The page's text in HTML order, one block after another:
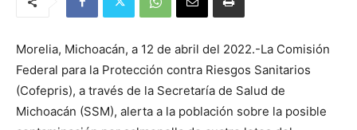
Morelia, Michoacán, a 12 de abril del 2022.-La Comisión
Federal para la Protección contra Riesgos Sanitarios
(Cofepris), a través de la Secretaría de Salud de
Michoacán (SSM), alerta a la población sobre la posible